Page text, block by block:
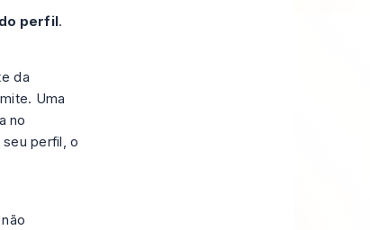
perfil.
da
Uma
no
perfil, o